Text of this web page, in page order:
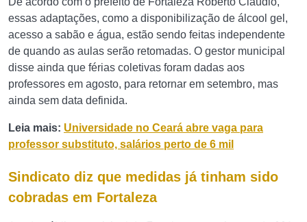
essas adaptações, como a disponibilização de álcool gel,
acesso a sabão e água, estão sendo feitas independente
de quando as aulas serão retomadas. O gestor municipal
disse ainda que férias coletivas foram dadas aos
professores em agosto, para retornar em setembro, mas
ainda sem data definida.
Leia mais: Universidade no Ceará abre vaga para
professor substituto, salários perto de 6 mil
Sindicato diz que medidas já tinham sido
cobradas em Fortaleza